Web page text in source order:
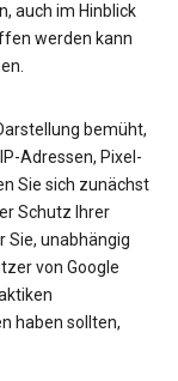
auch im Hinblick
werden kann
bemüht,
Adressen, Pixel-
Sie sich zunächst
Schutz Ihrer
Sie, unabhängig
von Google
haben sollten,